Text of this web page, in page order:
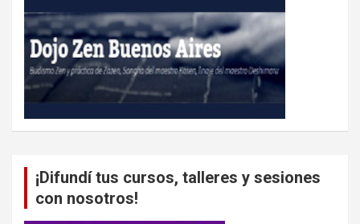
¡Difundí tus cursos, talleres y sesiones
con nosotros!